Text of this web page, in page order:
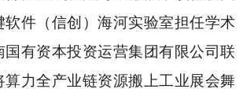
软件（信创）海河实验室担任学术
国有资本投资运营集团有限公司联
算力全产业链资源搬上工业展会舞